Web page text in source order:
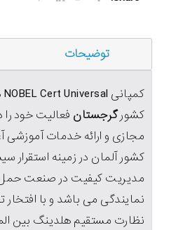
توضیحات
کشورگرجستان فعالیت خود
مجازی و ارائه خدمات آموزشی
کشور آلمان در زمینه استقرار
مدیریت کیفیت در صنعت حمل
نمایندگی می باشد و با
نظارت مستقیم هلدینگ بین